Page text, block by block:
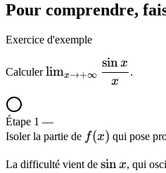
Pour comprendre,
Exercice d'exemple
Calculer\lim_{x
\to
x}{x}
limx→+∞
x
sinx
.
Étape 1 —
Isoler la partie de f(x)
f(x) qui pose
La difficulté vient de \sin
sinx, qui